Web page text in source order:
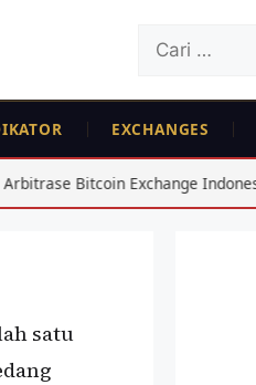
Cari
EXCHANGES
Indonesia 2026
satu